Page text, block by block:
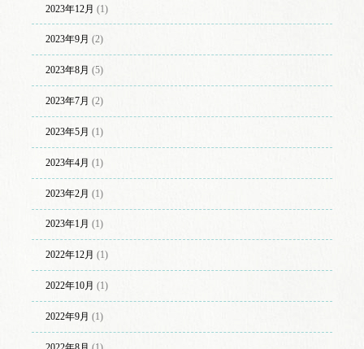
2023年12月 (1)
2023年9月 (2)
2023年8月 (5)
2023年7月 (2)
2023年5月 (1)
2023年4月 (1)
2023年2月 (1)
2023年1月 (1)
2022年12月 (1)
2022年10月 (1)
2022年9月 (1)